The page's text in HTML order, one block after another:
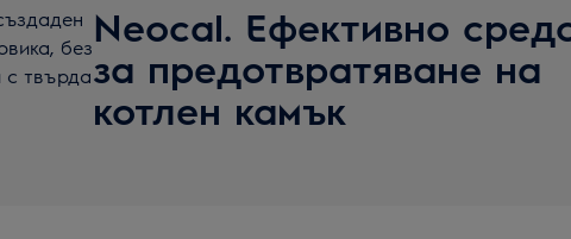
Neocal. Ефективно
за предотвратяване на
котлен камък
без
твърда